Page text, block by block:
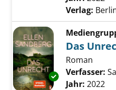
Verlag:
Exemplar-
Das
Roman
Verfasser:
Jahr: 2022